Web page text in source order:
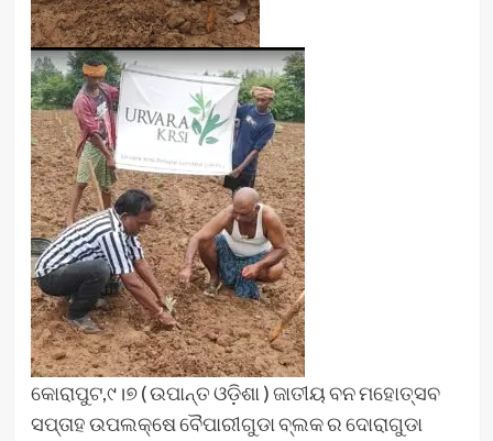
କୋରାପୁଟ,୯।୭ ( ଉପାନ୍ତ ଓଡ଼ିଶା ) ଜାତୀୟ ବନ ମହୋତ୍ସବ
ସପ୍ତାହ ଉପଲକ୍ଷେ ବୈପାରୀଗୁଡା ବ୍ଲକ ର ଦୋରାଗୁଡା